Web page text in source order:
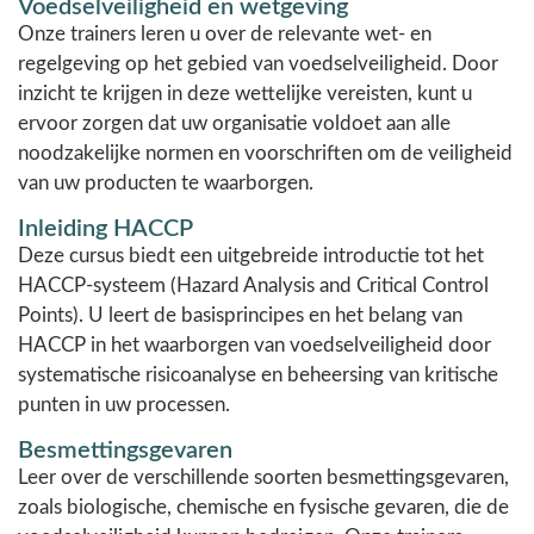
Voedselveiligheid en wetgeving
Onze trainers leren u over de relevante wet- en
regelgeving op het gebied van voedselveiligheid. Door
inzicht te krijgen in deze wettelijke vereisten, kunt u
ervoor zorgen dat uw organisatie voldoet aan alle
noodzakelijke normen en voorschriften om de veiligheid
van uw producten te waarborgen.
Inleiding HACCP
Deze cursus biedt een uitgebreide introductie tot het
HACCP-systeem (Hazard Analysis and Critical Control
Points). U leert de basisprincipes en het belang van
HACCP in het waarborgen van voedselveiligheid door
systematische risicoanalyse en beheersing van kritische
punten in uw processen.
Besmettingsgevaren
Leer over de verschillende soorten besmettingsgevaren,
zoals biologische, chemische en fysische gevaren, die de